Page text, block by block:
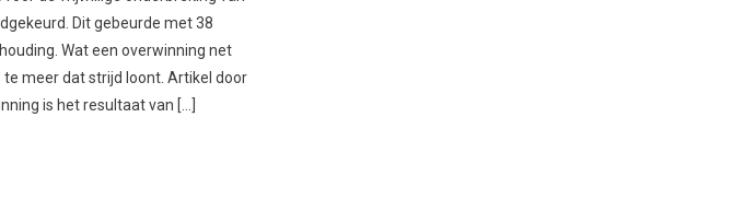
Dit gebeurde met 38
Wat een overwinning net
meer dat strijd loont. Artikel door
is het resultaat van […]